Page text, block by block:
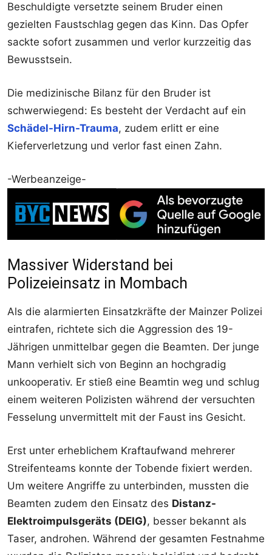
Beschuldigte versetzte seinem Bruder einen
gezielten Faustschlag gegen das Kinn. Das Opfer
sackte sofort zusammen und verlor kurzzeitig das
Bewusstsein.
Die medizinische Bilanz für den Bruder ist
schwerwiegend: Es besteht der Verdacht auf ein
Schädel-Hirn-Trauma, zudem erlitt er eine
Kieferverletzung und verlor fast einen Zahn.
-Werbeanzeige-
Massiver Widerstand bei
Polizeieinsatz in Mombach
Als die alarmierten Einsatzkräfte der Mainzer Polizei
eintrafen, richtete sich die Aggression des 19-
Jährigen unmittelbar gegen die Beamten. Der junge
Mann verhielt sich von Beginn an hochgradig
unkooperativ. Er stieß eine Beamtin weg und schlug
einem weiteren Polizisten während der versuchten
Fesselung unvermittelt mit der Faust ins Gesicht.
Erst unter erheblichem Kraftaufwand mehrerer
Streifenteams konnte der Tobende fixiert werden.
Um weitere Angriffe zu unterbinden, mussten die
Beamten zudem den Einsatz des Distanz-
Elektroimpulsgeräts (DEIG), besser bekannt als
Taser, androhen. Während der gesamten Festnahme